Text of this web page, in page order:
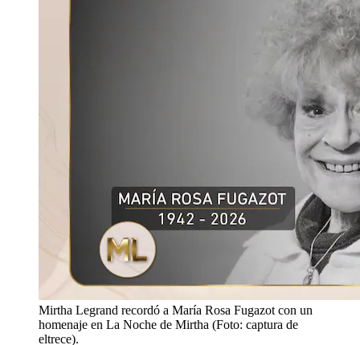
Mirtha Legrand recordó a María Rosa Fugazot con un
homenaje en La Noche de Mirtha (Foto: captura de
eltrece).